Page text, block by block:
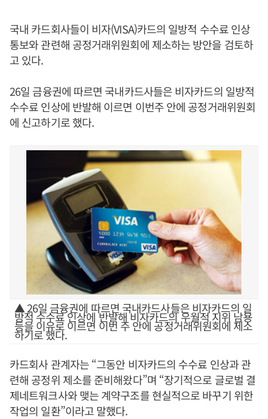
국내 카드회사들이 비자(VISA)카드의 일방적 수수료 인상
통보와 관련해 공정거래위원회에 제소하는 방안을 검토하
고 있다.
26일 금융권에 따르면 국내카드사들은 비자카드의 일방적
수수료 인상에 반발해 이르면 이번주 안에 공정거래위원회
에 신고하기로 했다.
▲ 26일 금융권에 따르면 국내카드사들은 비자카드의 일
방적 수수료 인상에 반발해 비자카드의 우월적 지위 남용
등을 이유로 이르면 이번 주 안에 공정거래위원회에 제소
하기로 했다.
카드회사 관계자는 “그동안 비자카드의 수수료 인상과 관
련해 공정위 제소를 준비해왔다”며 “장기적으로 글로벌 결
제네트워크사와 맺는 계약구조를 현실적으로 바꾸기 위한
작업의 일환”이라고 말했다.